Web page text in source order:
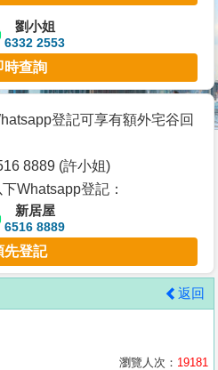
劉小姐
6332 2553
時查詢
登記可享有額外宅谷回
8889 (許小姐)
Whatsapp登記：
新居屋
6516 8889
先登記
返回
瀏覽人次： 19181